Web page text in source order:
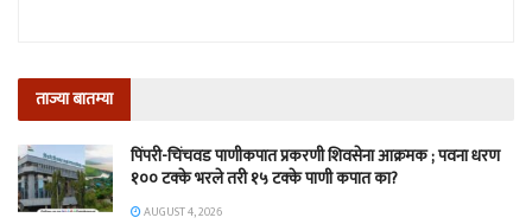
ताज्या बातम्या
पिंपरी-चिंचवड पाणीकपात प्रकरणी शिवसेना आक्रमक ; पवना धरण
१०० टक्के भरले तरी १५ टक्के पाणी कपात का?
AUGUST 4, 2026